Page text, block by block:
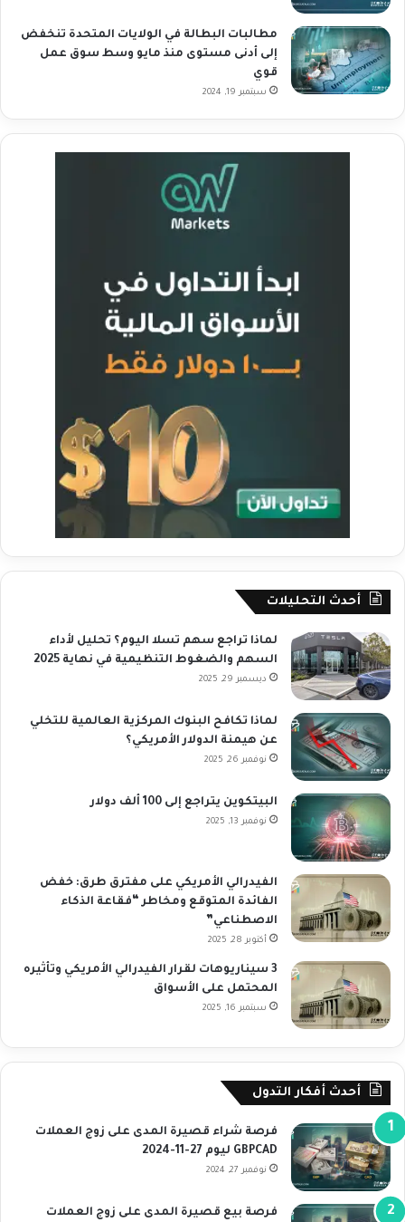
مطالبات البطالة في الولايات المتحدة تنخفض
إلى أدنى مستوى منذ مايو وسط سوق عمل
قوي
سبتمبر 19, 2024
أحدث التحليلات
لماذا تراجع سهم تسلا اليوم؟ تحليل لأداء
السهم والضغوط التنظيمية في نهاية 2025
ديسمبر 29, 2025
لماذا تكافح البنوك المركزية العالمية للتخلي
عن هيمنة الدولار الأمريكي؟
نوفمبر 26, 2025
البيتكوين يتراجع إلى 100 ألف دولار
نوفمبر 13, 2025
الفيدرالي الأمريكي على مفترق طرق: خفض
الفائدة المتوقع ومخاطر “فقاعة الذكاء
الاصطناعي”
أكتوبر 28, 2025
3 سيناريوهات لقرار الفيدرالي الأمريكي وتأثيره
المحتمل على الأسواق
سبتمبر 16, 2025
أحدث أفكار التدول
فرصة شراء قصيرة المدى على زوج العملات
GBPCAD ليوم 27-11-2024
نوفمبر 27, 2024
فرصة بيع قصيرة المدى على زوج العملات